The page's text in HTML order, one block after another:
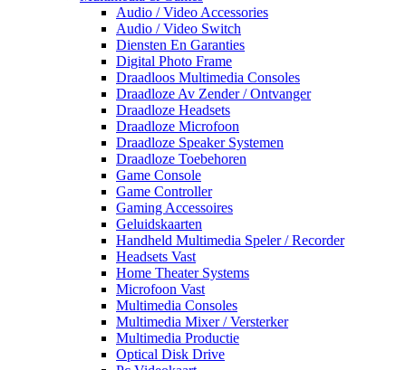
Audio / Video Accessories
Audio / Video Switch
Diensten En Garanties
Digital Photo Frame
Draadloos Multimedia Consoles
Draadloze Av Zender / Ontvanger
Draadloze Headsets
Draadloze Microfoon
Draadloze Speaker Systemen
Draadloze Toebehoren
Game Console
Game Controller
Gaming Accessoires
Geluidskaarten
Handheld Multimedia Speler / Recorder
Headsets Vast
Home Theater Systems
Microfoon Vast
Multimedia Consoles
Multimedia Mixer / Versterker
Multimedia Productie
Optical Disk Drive